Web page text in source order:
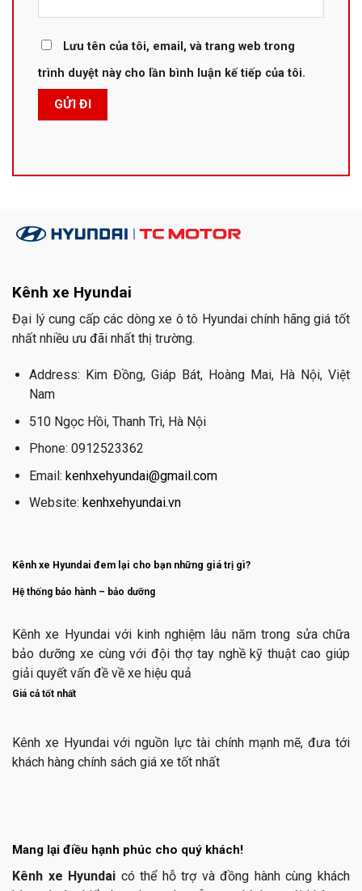
Lưu tên của tôi, email, và trang web trong
trình duyệt này cho lần bình luận kế tiếp của tôi.
Kênh xe Hyundai
Đại lý cung cấp các dòng xe ô tô Hyundai chính hãng giá tốt
nhất nhiều ưu đãi nhất thị trường.
Address: Kim Đồng, Giáp Bát, Hoàng Mai, Hà Nội, Việt
Nam
510 Ngọc Hồi, Thanh Trì, Hà Nội
Phone: 0912523362
Email: kenhxehyundai@gmail.com
Website: kenhxehyundai.vn
Kênh xe Hyundai đem lại cho bạn những giá trị gì?
Hệ thống bảo hành – bảo dưỡng
Kênh xe Hyundai với kinh nghiệm lâu năm trong sửa chữa
bảo dưỡng xe cùng với đội thợ tay nghề kỹ thuật cao giúp
giải quyết vấn đề về xe hiệu quả
Giá cả tốt nhất
Kênh xe Hyundai với nguồn lực tài chính mạnh mẽ, đưa tới
khách hàng chính sách giá xe tốt nhất
Mang lại điều hạnh phúc cho quý khách!
Kênh xe Hyundai có thể hỗ trợ và đồng hành cùng khách